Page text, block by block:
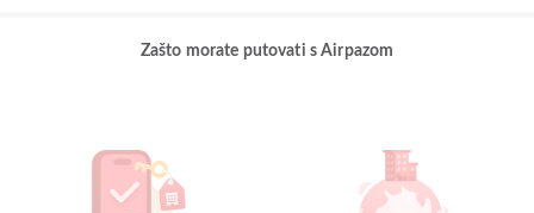
Zašto morate putovati s Airpazom